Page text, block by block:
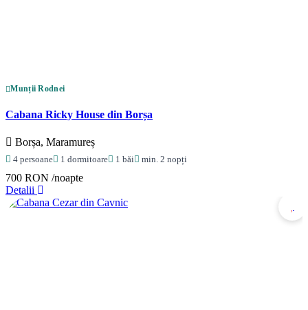
Munții Rodnei
Cabana Ricky House din Borșa
Borșa, Maramureș
4 persoane 1 dormitoare 1 băi min. 2 nopți
700 RON /noapte
Detalii